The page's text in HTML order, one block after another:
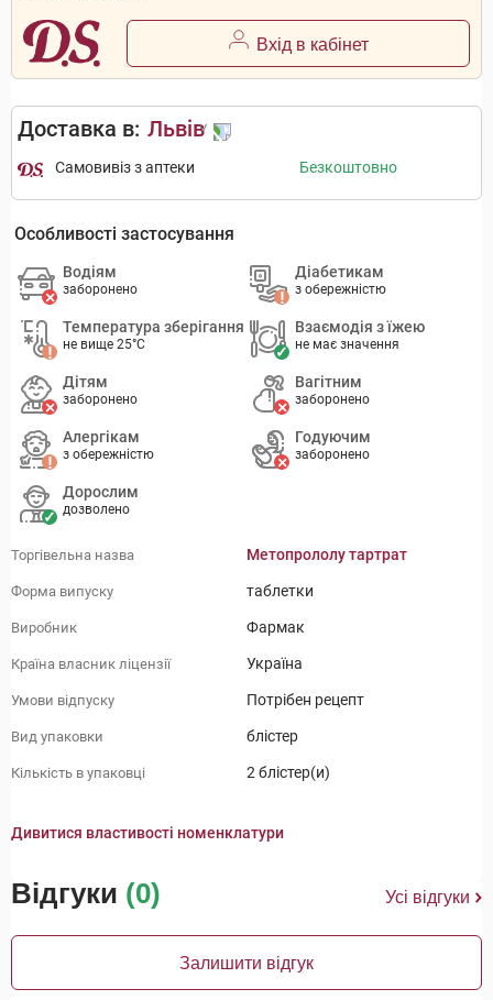
Вхід в кабінет
Доставка в: Львів
Самовивіз з аптеки Безкоштовно
Особливості застосування
Водіям
заборонено
Діабетикам
з обережністю
Температура зберігання
не вище 25°C
Взаємодія з їжею
не має значення
Дітям
заборонено
Вагітним
заборонено
Алергікам
з обережністю
Годуючим
заборонено
Дорослим
дозволено
Торгівельна назва Метопрололу тартрат
Форма випуску таблетки
Виробник Фармак
Країна власник ліцензії Україна
Умови відпуску Потрібен рецепт
Вид упаковки блістер
Кількість в упаковці 2 блістер(и)
Дивитися властивості номенклатури
Відгуки (0) Усі відгуки
Залишити відгук